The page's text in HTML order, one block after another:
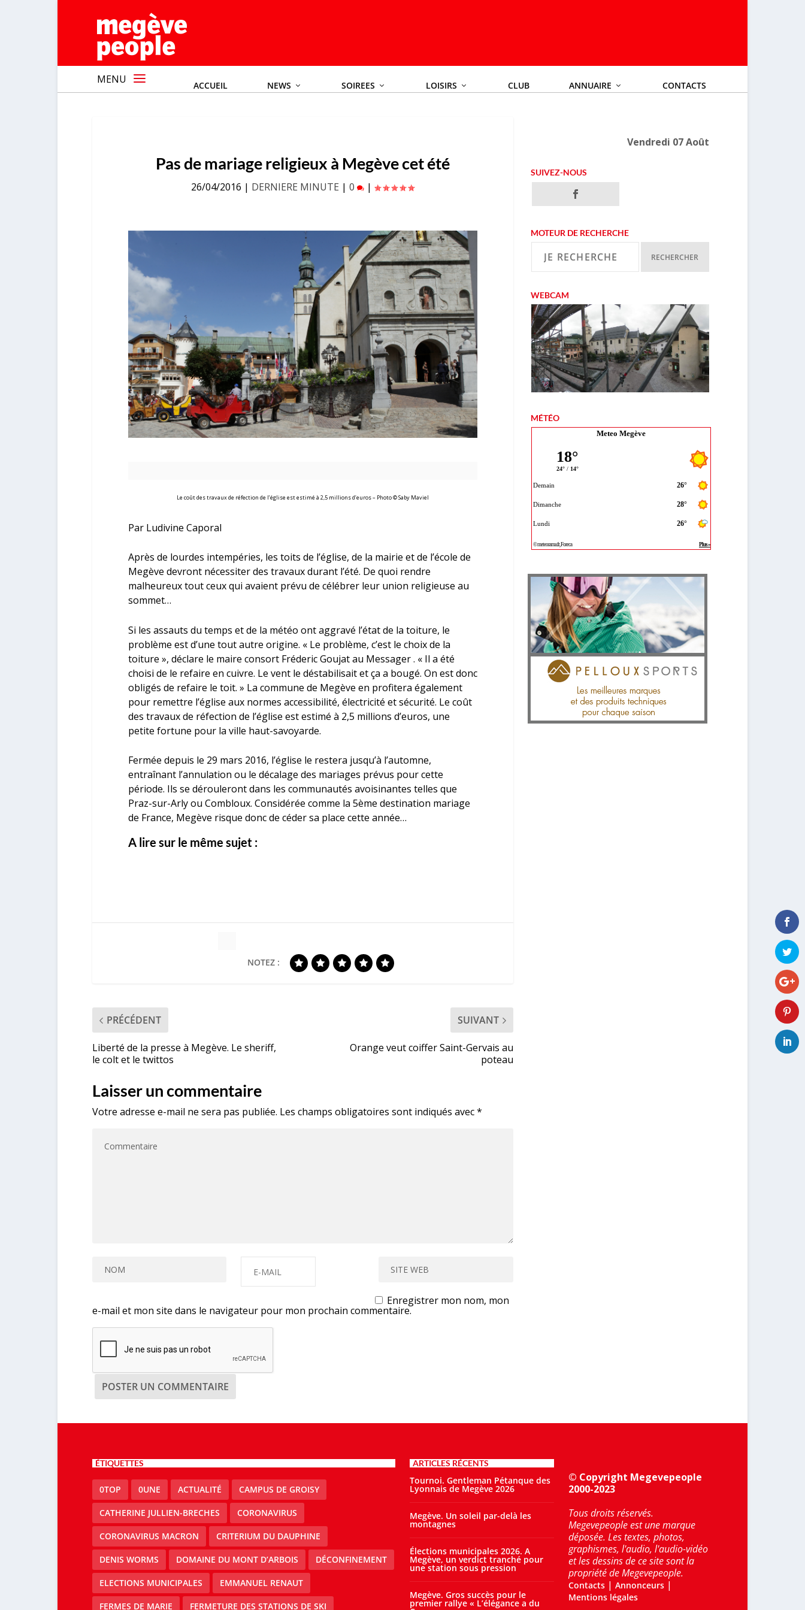
MENU ACCUEIL NEWS SOIREES LOISIRS CLUB ANNUAIRE CONTACTS
Pas de mariage religieux à Megève cet été
26/04/2016 | DERNIERE MINUTE |0 |
Le coût des travaux de réfection de l’église est estimé à 2,5 millions d’euros – Photo © Saby Maviel
Par Ludivine Caporal
Après de lourdes intempéries, les toits de l’église, de la mairie et de l’école de
Megève devront nécessiter des travaux durant l’été. De quoi rendre
malheureux tout ceux qui avaient prévu de célébrer leur union religieuse au
sommet…
Si les assauts du temps et de la météo ont aggravé l’état de la toiture, le
problème est d’une tout autre origine. « Le problème, c’est le choix de la
toiture », déclare le maire consort Fréderic Goujatau Messager . « Il a été
choisi de le refaire en cuivre. Le vent le déstabilisait et ça a bougé. On est donc
obligés de refaire le toit. » La commune de Megève en profitera également
pour remettre l’église aux normes accessibilité, électricité et sécurité. Le coût
des travaux de réfection de l’église est estimé à 2,5 millions d’euros, une
petite fortune pour la ville haut-savoyarde.
Fermée depuis le 29 mars 2016, l’église le restera jusqu’à l’automne,
entraînant l’annulation ou le décalage des mariages prévus pour cette
période. Ils se dérouleront dans les communautés avoisinantes telles que
Praz-sur-Arly ou Combloux. Considérée comme la 5ème destination mariage
de France, Megève risque donc de céder sa place cette année…
A lire sur le même sujet :
NOTEZ :
PRÉCÉDENT
Liberté de la presse à Megève. Le sheriff,
le colt et le twittos
SUIVANT
Orange veut coiffer Saint-Gervais au
poteau
Laisser un commentaire
Votre adresse e-mail ne sera pas publiée. Les champs obligatoires sont indiqués avec*
Enregistrer mon nom, mon
e-mail et mon site dans le navigateur pour mon prochain commentaire.
Vendredi 07 Août
SUIVEZ-NOUS
MOTEUR DE RECHERCHE
WEBCAM
MÉTÉO
Meteo Megève
ÉTIQUETTES
0TOP 0UNE ACTUALITÉ CAMPUS DE GROISY
CATHERINE JULLIEN-BRECHES CORONAVIRUS
CORONAVIRUS MACRON CRITERIUM DU DAUPHINE
DENIS WORMS DOMAINE DU MONT D’ARBOIS DÉCONFINEMENT
ELECTIONS MUNICIPALES EMMANUEL RENAUT
FERMES DE MARIE FERMETURE DES STATIONS DE SKI
ARTICLES RÉCENTS
Tournoi. Gentleman Pétanque des
Lyonnais de Megève 2026
Megève. Un soleil par-delà les
montagnes
Élections municipales 2026. A
Megève, un verdict tranché pour
une station sous pression
Megève. Gros succès pour le
premier rallye « L’élégance a du
© Copyright Megevepeople
2000-2023
Tous droits réservés.
Megevepeople est une marque
déposée. Les textes, photos,
graphismes, l'audio, l'audio-vidéo
et les dessins de ce site sont la
propriété de Megevepeople.
Contacts |Annonceurs |
Mentions légales